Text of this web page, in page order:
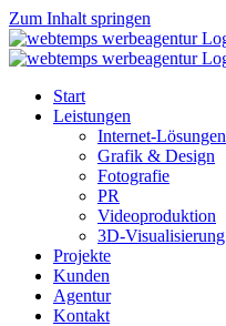
Zum Inhalt springen
Start
Leistungen
Internet-Lösungen
Grafik & Design
Fotografie
PR
Videoproduktion
3D-Visualisierung
Projekte
Kunden
Agentur
Kontakt